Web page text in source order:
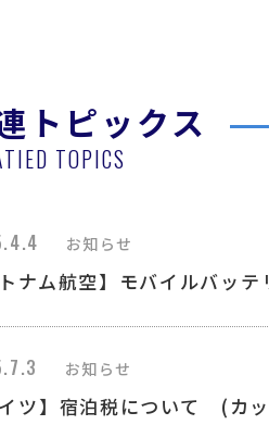
トピックス
TOPICS
お知らせ
トナム航空】モバイルバッ
お知らせ
イツ】宿泊税について (カ